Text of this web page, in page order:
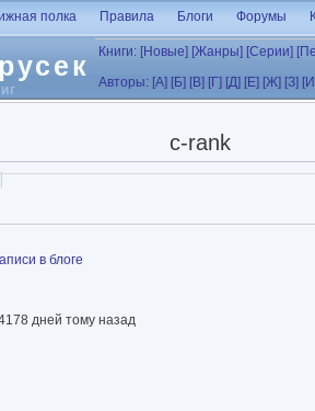
полка Правила Блоги Форумы
Книги: [Новые] [Жанры] [Серии]
Авторы: [А] [Б] [В] [Г] [Д] [Е] [Ж] [З]
c-rank
в блоге
дней тому назад